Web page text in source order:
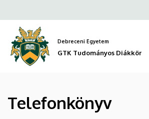
GTK
Tudományos
Diákkör
a
tartalomra
Debreceni Egyetem
GTK Tudományos Diákkör
Telefonkönyv